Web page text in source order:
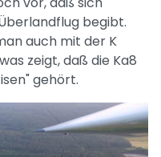
begibt.
auch mit der K
zeigt, daß die Ka8
gehört.